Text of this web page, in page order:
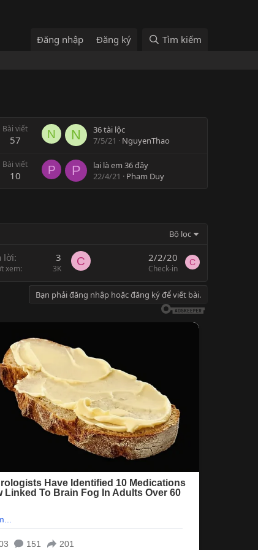
Đăng nhập Đăng ký Tìm kiếm
Bài viết
57 N N
36 tài lộc
7/5/21
NguyenThao
Bài viết
10 P P
lại là em 36 đây
22/4/21
Pham Duy
Bộ lọc
lời 3
xem 3K
C 2/2/20
Check-in
C
Bạn phải đăng nhập hoặc đăng ký để viết bài.